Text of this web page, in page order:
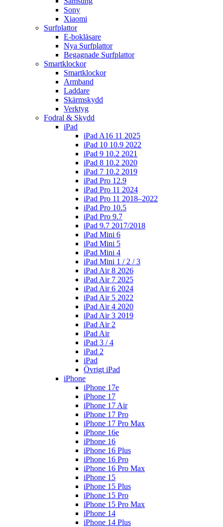
Sony
Xiaomi
Surfplattor
E-bokläsare
Nya Surfplattor
Begagnade Surfplattor
Smartklockor
Smartklockor
Armband
Laddare
Skärmskydd
Verktyg
Fodral & Skydd
iPad
iPad A16 11 2025
iPad 10 10.9 2022
iPad 9 10.2 2021
iPad 8 10.2 2020
iPad 7 10.2 2019
iPad Pro 12.9
iPad Pro 11 2024
iPad Pro 11 2018–2022
iPad Pro 10.5
iPad Pro 9.7
iPad 9.7 2017/2018
iPad Mini 6
iPad Mini 5
iPad Mini 4
iPad Mini 1 / 2 / 3
iPad Air 8 2026
iPad Air 7 2025
iPad Air 6 2024
iPad Air 5 2022
iPad Air 4 2020
iPad Air 3 2019
iPad Air 2
iPad Air
iPad 3 / 4
iPad 2
iPad
Övrigt iPad
iPhone
iPhone 17e
iPhone 17
iPhone 17 Air
iPhone 17 Pro
iPhone 17 Pro Max
iPhone 16e
iPhone 16
iPhone 16 Plus
iPhone 16 Pro
iPhone 16 Pro Max
iPhone 15
iPhone 15 Plus
iPhone 15 Pro
iPhone 15 Pro Max
iPhone 14
iPhone 14 Plus